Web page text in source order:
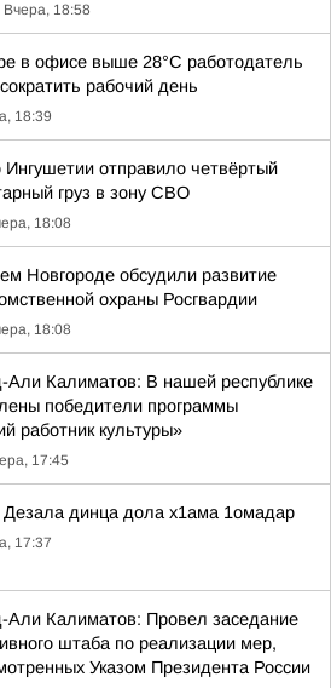
Вчера, 18:58
в офисе выше 28°C работодатель
рабочий день
18:39
отправило четвёртый
груз в зону СВО
18:08
Новгороде обсудили развитие
охраны Росгвардии
18:08
Али Калиматов: В нашей республике
победители программы
работник культуры»
17:45
динца дола х1ама 1омадар
17:37
Али Калиматов: Провел заседание
штаба по реализации мер,
Указом Президента России